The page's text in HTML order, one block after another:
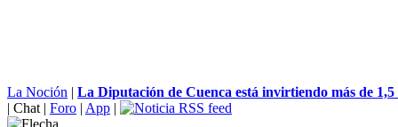
La Noción | La Diputación de Cuenca está invirtiendo más de 1,5
| Chat | Foro | App |